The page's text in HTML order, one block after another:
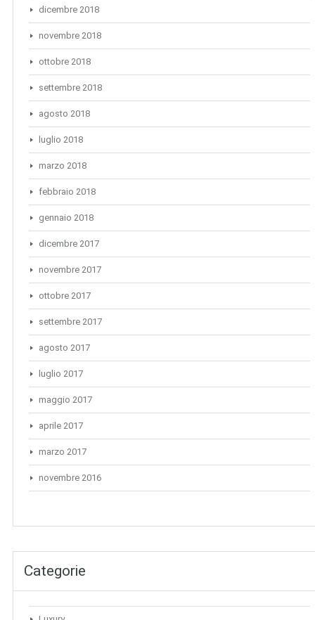
dicembre 2018
novembre 2018
ottobre 2018
settembre 2018
agosto 2018
luglio 2018
marzo 2018
febbraio 2018
gennaio 2018
dicembre 2017
novembre 2017
ottobre 2017
settembre 2017
agosto 2017
luglio 2017
maggio 2017
aprile 2017
marzo 2017
novembre 2016
Categorie